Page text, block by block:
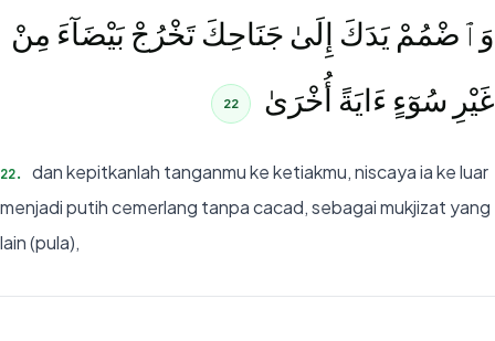
وَٱضْمُمْ يَدَكَ إِلَىٰ جَنَاحِكَ تَخْرُجْ بَيْضَآءَ مِنْ
غَيْرِ سُوٓءٍ ءَايَةً أُخْرَىٰ
22
22.
dan kepitkanlah tanganmu ke ketiakmu, niscaya ia ke luar
menjadi putih cemerlang tanpa cacad, sebagai mukjizat yang
lain (pula),